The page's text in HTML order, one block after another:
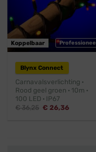
Professioneel
Koppelbaar
Blynx Connect
Carnavalsverlichting ·
Rood geel groen · 10m ·
100 LED · IP67
€36,25 Oorspronkelijke
€ 26,36Huidige